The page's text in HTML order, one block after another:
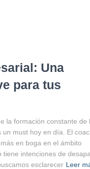
Una
para tus
la formación constante de
must hoy en día. El
en boga en el ámbito
intenciones de
esclarecer Leer